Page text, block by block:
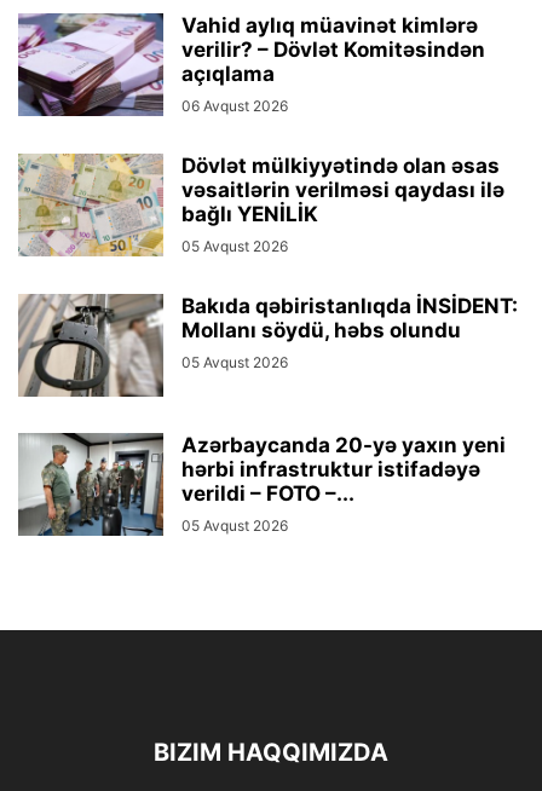
Vahid aylıq müavinət kimlərə
verilir? – Dövlət Komitəsindən
açıqlama
06 Avqust 2026
Dövlət mülkiyyətində olan əsas
vəsaitlərin verilməsi qaydası ilə
bağlı YENİLİK
05 Avqust 2026
Bakıda qəbiristanlıqda İNSİDENT:
Mollanı söydü, həbs olundu
05 Avqust 2026
Azərbaycanda 20-yə yaxın yeni
hərbi infrastruktur istifadəyə
verildi – FOTO –...
05 Avqust 2026
BIZIM HAQQIMIZDA